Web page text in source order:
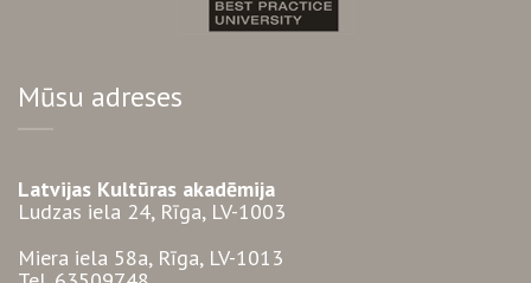
Mūsu adreses
Latvijas Kultūras akadēmija
Ludzas iela 24, Rīga, LV-1003
Miera iela 58a, Rīga, LV-1013